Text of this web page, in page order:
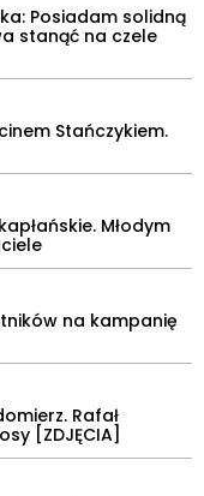
Posiadam solidną
stanąć na czele
Stańczykiem.
Młodym
na kampanię
Rafał
[ZDJĘCIA]